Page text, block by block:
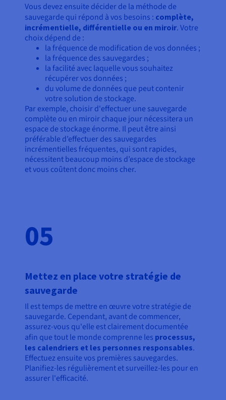
Vous devez ensuite décider de la méthode de
sauvegarde qui répond à vos besoins : complète,
incrémentielle, différentielle ou en miroir. Votre
choix dépend de :
la fréquence de modification de vos données ;
la fréquence des sauvegardes ;
la facilité avec laquelle vous souhaitez
récupérer vos données ;
du volume de données que peut contenir
votre solution de stockage.
Par exemple, choisir d'effectuer une sauvegarde
complète ou en miroir chaque jour nécessitera un
espace de stockage énorme. Il peut être ainsi
préférable d’effectuer des sauvegardes
incrémentielles fréquentes, qui sont rapides,
nécessitent beaucoup moins d’espace de stockage
et vous coûtent donc moins cher.
05
Mettez en place votre stratégie de
sauvegarde
Il est temps de mettre en œuvre votre stratégie de
sauvegarde. Cependant, avant de commencer,
assurez-vous qu'elle est clairement documentée
afin que tout le monde comprenne les processus,
les calendriers et les personnes responsables.
Effectuez ensuite vos premières sauvegardes.
Planifiez-les régulièrement et surveillez-les pour en
assurer l'efficacité.